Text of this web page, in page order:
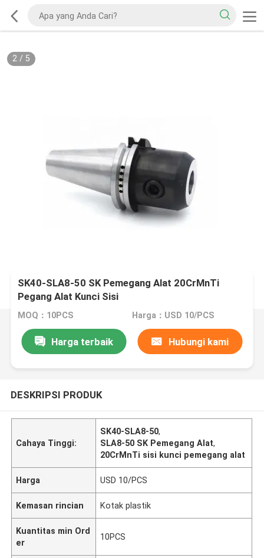
2/ 5
SK40-SLA8-50 SK Pemegang Alat 20CrMnTi
Pegang Alat Kunci Sisi
MOQ：10PCS Harga：USD 10/PCS
Harga terbaik Hubungi kami
DESKRIPSI PRODUK
Cahaya Tinggi:
SK40-SLA8-50,
SLA8-50 SK Pemegang Alat,
20CrMnTi sisi kunci pemegang alat
Harga USD 10/PCS
Kemasan rincian Kotak plastik
Kuantitas min Ord
er
10PCS